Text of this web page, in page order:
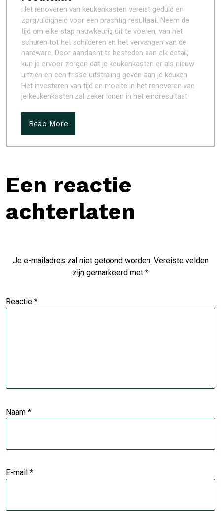
Het renoveren van keukenkasten vereist geduld en
zorgvuldigheid voor een prachtig resultaat. Neem de
tijd om elke stap nauwkeurig uit te voeren, van het
schuren tot het schilderen en het vervangen van de
hardware. Door aandacht te besteden aan elk detail,
kun je ervoor zorgen dat je keukenkasten er als nieuw
uitzien en een frisse uitstraling geven aan je keuken.
Het investeren van tijd en moeite in het renoveren van
je keukenkasten zal zeker lonen in het eindresultaat.
Read More
Een reactie
achterlaten
Je e-mailadres zal niet getoond worden. Vereiste velden
zijn gemarkeerd met *
Reactie *
Naam *
E-mail *